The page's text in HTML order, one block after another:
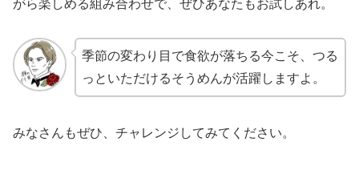
がら楽しめる組み合わせで、ぜひあなたもお試しあれ。
季節の変わり目で食欲が落ちる今こそ、つる
っといただけるそうめんが活躍しますよ。
みなさんもぜひ、チャレンジしてみてください。